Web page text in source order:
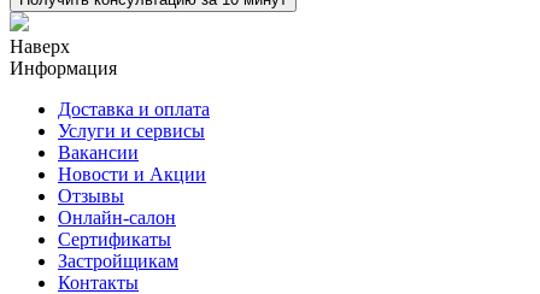
Наверх
Информация
Доставка и оплата
Услуги и сервисы
Вакансии
Новости и Акции
Отзывы
Онлайн-салон
Сертификаты
Застройщикам
Контакты